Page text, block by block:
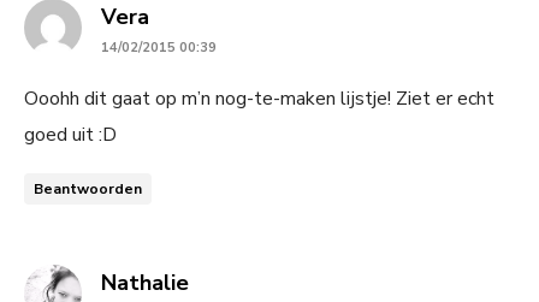
Vera
14/02/2015 00:39
Ooohh dit gaat op m’n nog-te-maken lijstje! Ziet er echt
goed uit :D
Beantwoorden
Nathaliesays: